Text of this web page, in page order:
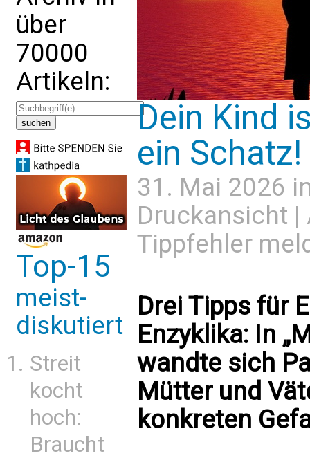
über
70000
Artikeln:
Top-15
meist-
diskutiert
Streit
kocht
hoch:
Braucht
Dein Kind
ein Schatz!
31. Mai 2026
Druckansicht |
Tippfehler
Drei Tipps für
Enzyklika: In
wandte sich
Mütter und
konkreten